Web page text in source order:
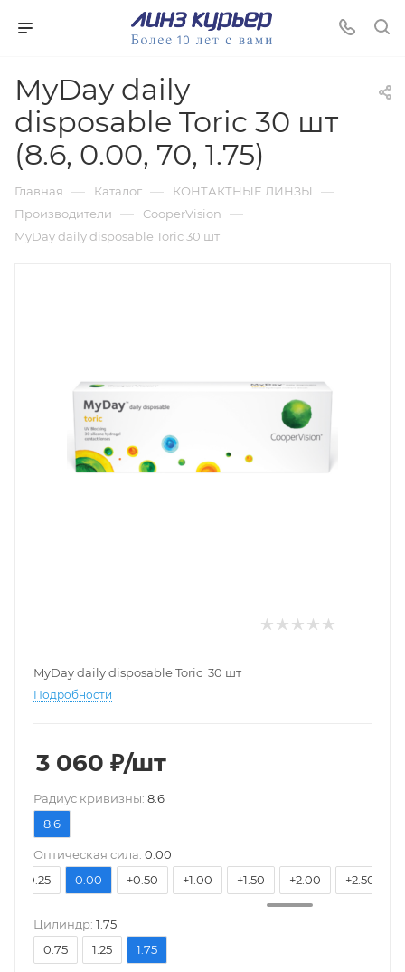
MyDay daily
disposable Toric 30 шт
(8.6, 0.00, 70, 1.75)
Главная — Каталог — КОНТАКТНЫЕ ЛИНЗЫ —
Производители — CooperVision —
MyDay daily disposable Toric 30 шт
MyDay daily disposable Toric 30 шт
Подробности
3 060 ₽/шт
Pадиус кривизны: 8.6
8.6
Оптическая сила: 0.00
-0.25
0.00 +0.50 +1.00 +1.50 +2.00 +2.50
Цилиндр: 1.75
0.75
1.25 1.75